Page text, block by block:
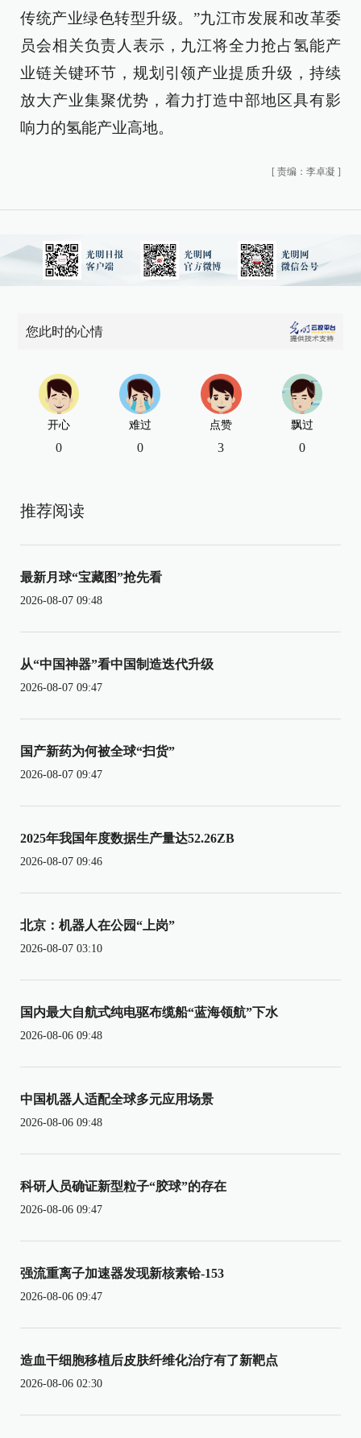
传统产业绿色转型升级。”九江市发展和改革委
员会相关负责人表示，九江将全力抢占氢能产
业链关键环节，规划引领产业提质升级，持续
放大产业集聚优势，着力打造中部地区具有影
响力的氢能产业高地。
[ 责编：李卓凝 ]
您此时的心情
开心
0
难过
0
点赞
3
飘过
0
推荐阅读
最新月球“宝藏图”抢先看
2026-08-07 09:48
从“中国神器”看中国制造迭代升级
2026-08-07 09:47
国产新药为何被全球“扫货”
2026-08-07 09:47
2025年我国年度数据生产量达52.26ZB
2026-08-07 09:46
北京：机器人在公园“上岗”
2026-08-07 03:10
国内最大自航式纯电驱布缆船“蓝海领航”下水
2026-08-06 09:48
中国机器人适配全球多元应用场景
2026-08-06 09:48
科研人员确证新型粒子“胶球”的存在
2026-08-06 09:47
强流重离子加速器发现新核素铪-153
2026-08-06 09:47
造血干细胞移植后皮肤纤维化治疗有了新靶点
2026-08-06 02:30